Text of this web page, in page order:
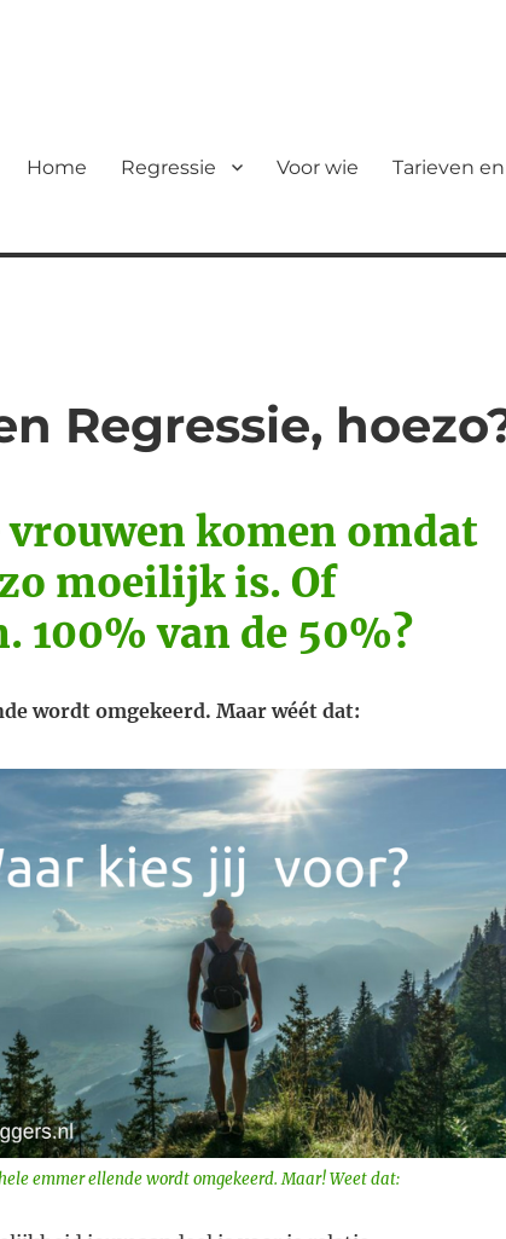
Home Regressie Voor wie Tarieven
Regressie,
vrouwen komen omdat
moeilijk is. Of
100% van de 50%?
wordt omgekeerd. Maar wéét dat:
emmer ellende wordt omgekeerd. Maar! Weet dat: